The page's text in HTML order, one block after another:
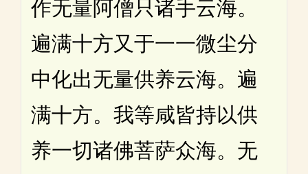
作无量阿僧只诸手云海。
遍满十方又于一一微尘分
中化出无量供养云海。遍
满十方。我等咸皆持以供
养一切诸佛菩萨众海。无